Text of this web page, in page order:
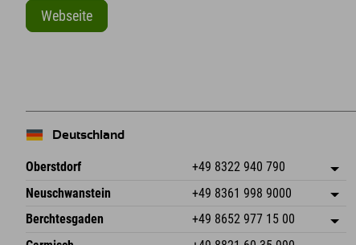
Webseite
Deutschland
Oberstdorf +49 8322 940 790
An der Breitach 3
Deutschland
Adresse speichern
Buchen
Neuschwanstein +49 8361 998 9000
An der Riese 45
87484 Nesselwang im Allgäu
Adresse speichern
Berchtesgaden +49 8652 977 15 00
Hofreitstr. 7 Adresse speichern